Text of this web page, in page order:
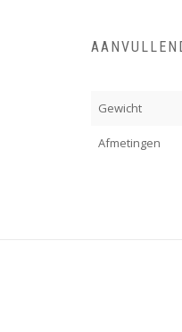
Gewicht
Afmetingen